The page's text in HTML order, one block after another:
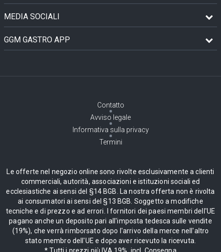
MEDIA SOCIALI
GGM GASTRO APP
Contatto
Avviso legale
Informativa sulla privacy
Termini
Le offerte nel negozio online sono rivolte esclusivamente a clienti
commerciali, autorità, associazioni e istituzioni sociali ed
ecclesiastiche ai sensi del §14 BGB. La nostra offerta non è rivolta
ai consumatori ai sensi del §13 BGB. Soggetto a modifiche
tecniche e di prezzo e ad errori. I fornitori dei paesi membri dell'UE
pagano anche un deposito pari all'imposta tedesca sulle vendite
(19%), che verrà rimborsato dopo l'arrivo della merce nell'altro
stato membro dell'UE e dopo aver ricevuto la ricevuta.